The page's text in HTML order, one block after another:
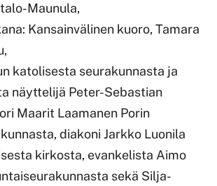
Maunula,
Kansainvälinen kuoro, Tamara
katolisesta seurakunnasta ja
näyttelijä Peter-Sebastian
Maarit Laamanen Porin
diakoni Jarkko Luonila
kirkosta, evankelista Aimo
sekä Silja-